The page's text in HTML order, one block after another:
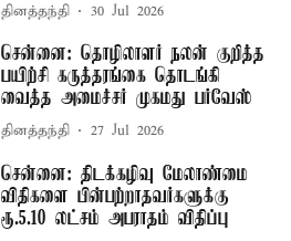
தினத்தந்தி 30 Jul 2026
சென்னை: தொழிலாளர் நலன் குறித்த
பயிற்சி கருத்தரங்கை தொடங்கி
வைத்த அமைச்சர் முகமது பர்வேஸ்
தினத்தந்தி 27 Jul 2026
சென்னை: திடக்கழிவு மேலாண்மை
விதிகளை பின்பற்றாதவர்களுக்கு
ரூ.5.10 லட்சம் அபராதம் விதிப்பு